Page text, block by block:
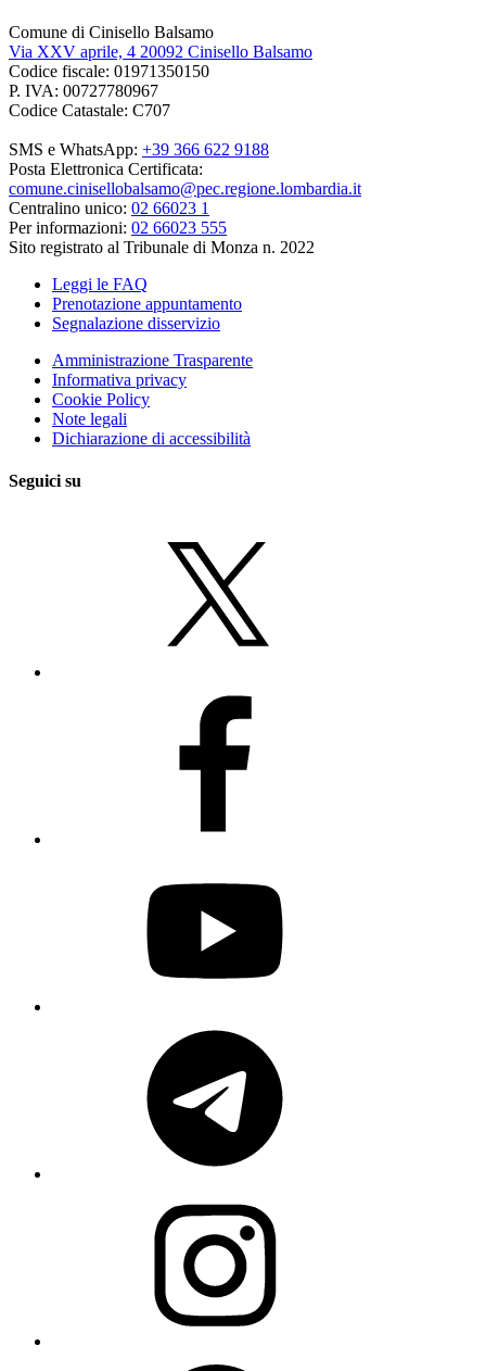
Comune di Cinisello Balsamo
Via XXV aprile, 4 20092 Cinisello Balsamo
Codice fiscale: 01971350150
P. IVA: 00727780967
Codice Catastale: C707
SMS e WhatsApp: +39 366 622 9188
Posta Elettronica Certificata:
comune.cinisellobalsamo@pec.regione.lombardia.it
Centralino unico: 02 66023 1
Per informazioni: 02 66023 555
Sito registrato al Tribunale di Monza n. 2022
Leggi le FAQ
Prenotazione appuntamento
Segnalazione disservizio
Amministrazione Trasparente
Informativa privacy
Cookie Policy
Note legali
Dichiarazione di accessibilità
Seguici su